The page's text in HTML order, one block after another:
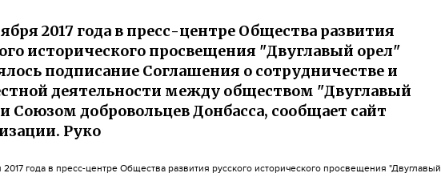
2017 года в пресс-центре Общества развития
исторического просвещения "Двуглавый орел"
подписание Соглашения о сотрудничестве и
деятельности между обществом "Двуглавый
Союзом добровольцев Донбасса, сообщает сайт
Руко
2017 года в пресс-центре Общества развития русского исторического просвещения "Двуглавый